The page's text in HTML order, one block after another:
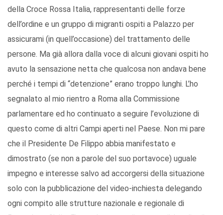
della Croce Rossa Italia, rappresentanti delle forze
dell’ordine e un gruppo di migranti ospiti a Palazzo per
assicurami (in quell’occasione) del trattamento delle
persone. Ma già allora dalla voce di alcuni giovani ospiti ho
avuto la sensazione netta che qualcosa non andava bene
perché i tempi di “detenzione” erano troppo lunghi. L’ho
segnalato al mio rientro a Roma alla Commissione
parlamentare ed ho continuato a seguire l’evoluzione di
questo come di altri Campi aperti nel Paese. Non mi pare
che il Presidente De Filippo abbia manifestato e
dimostrato (se non a parole del suo portavoce) uguale
impegno e interesse salvo ad accorgersi della situazione
solo con la pubblicazione del video-inchiesta delegando
ogni compito alle strutture nazionale e regionale di